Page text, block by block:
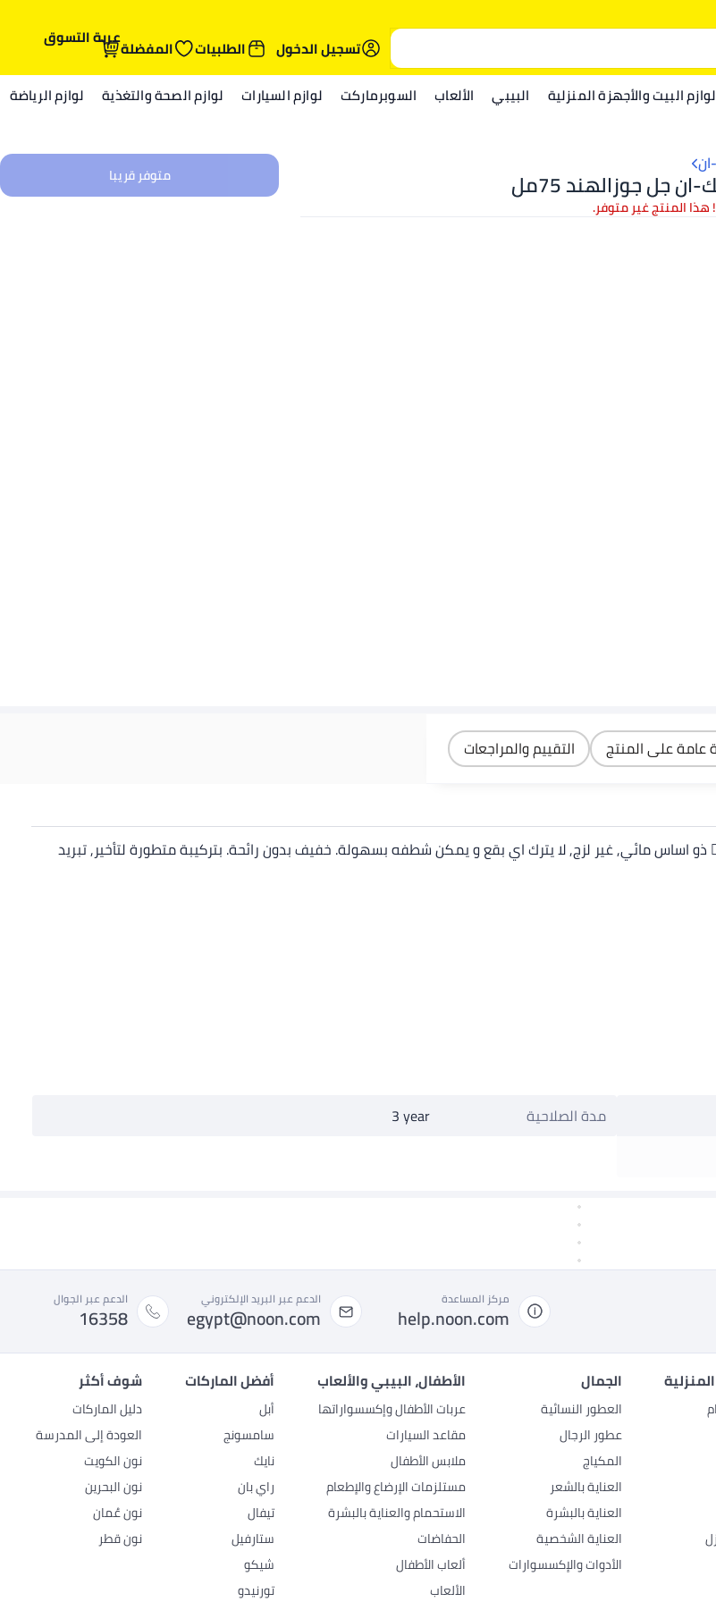
تسجيل الدخول
الطلبيات المفضلةعربة التسوق
لوازم البيت والأجهزة المنزلية البيبي الألعاب السوبرماركت لوازم السيارات لوازم الصحة والتغذية لوازم الرياضة
ان جل جوزالهند 75مل
المنتج غير متوفر.
متوفر قريبا
عامة على المنتج التقييم والمراجعات
مائي, غير لزج, لا يترك اي بقع و يمكن شطفه بسهولة. خفيف بدون رائحة. بتركيبة متطورة لتأخير, تبريد
مدة الصلاحية 3 year
مركز المساعدة
help.noon.com
الدعم عبر البريد الإلكتروني
egypt@noon.com
الدعم عبر الجوال
16358
الجمال
العطور النسائية
عطور الرجال
المكياج
العناية بالشعر
العناية بالبشرة
العناية الشخصية
الأدوات والإكسسوارات
الأطفال، البيبي والألعاب
عربات الأطفال وإكسسواراتها
مقاعد السيارات
ملابس الأطفال
مستلزمات الإرضاع والإطعام
الاستحمام والعناية بالبشرة
الحفاضات
ألعاب الأطفال
الألعاب
أفضل الماركات
أبل
سامسونج
نايك
راي بان
تيفال
ستارفيل
شيكو
تورنيدو
شوف أكثر
دليل الماركات
العودة إلى المدرسة
نون الكويت
نون البحرين
نون عُمان
نون قطر